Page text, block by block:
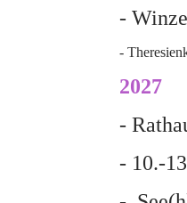
-
-
2027
-
- 10.-